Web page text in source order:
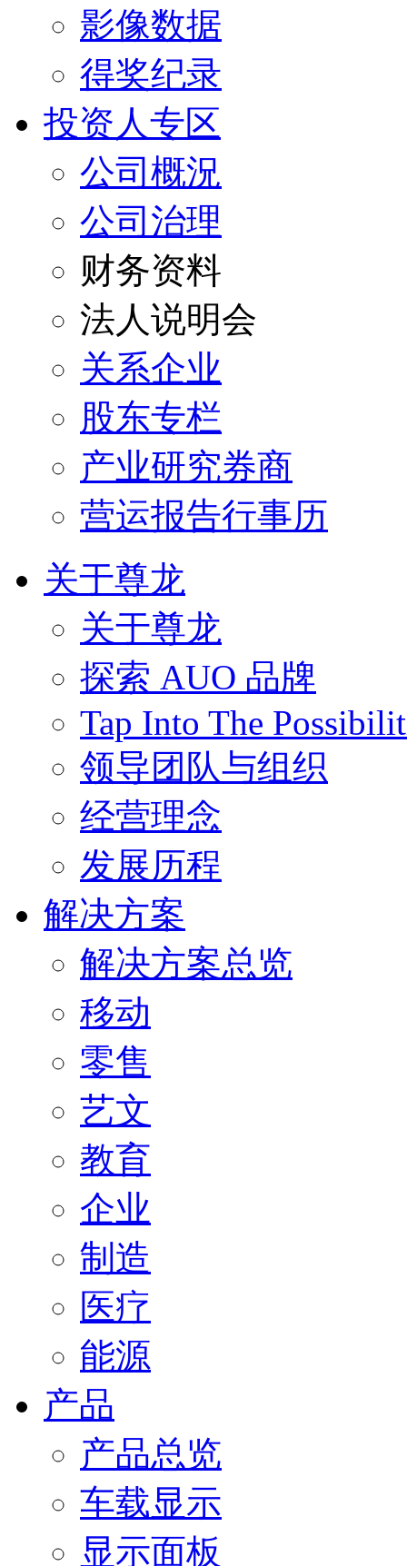
影像数据
得奖纪录
投资人专区
公司概況
公司治理
财务资料
法人说明会
关系企业
股东专栏
产业研究券商
营运报告行事历
关于尊龙
关于尊龙
探索 AUO 品牌
Tap Into The
领导团队与组织
经营理念
发展历程
解决方案
解决方案总览
移动
零售
艺文
教育
企业
制造
医疗
能源
产品
产品总览
车载显示
显示面板